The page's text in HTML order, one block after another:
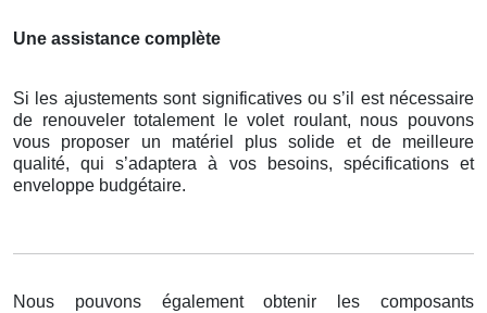
Une assistance complète
Si les ajustements sont significatives ou s’il est nécessaire
de renouveler totalement le volet roulant, nous pouvons
vous proposer un matériel plus solide et de meilleure
qualité, qui s’adaptera à vos besoins, spécifications et
enveloppe budgétaire.
Nous pouvons également obtenir les composants